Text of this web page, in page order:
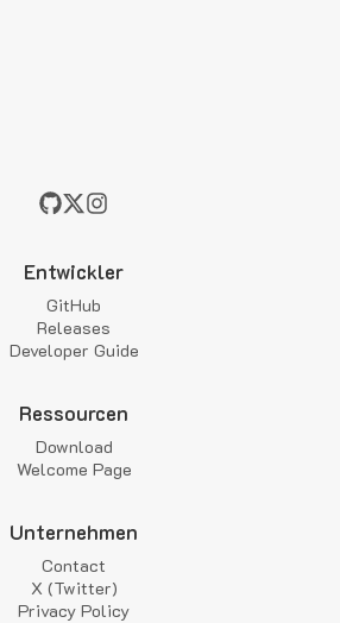
Entwickler
GitHub
Releases
Developer Guide
Ressourcen
Download
Welcome Page
Unternehmen
Contact
X (Twitter)
Privacy Policy